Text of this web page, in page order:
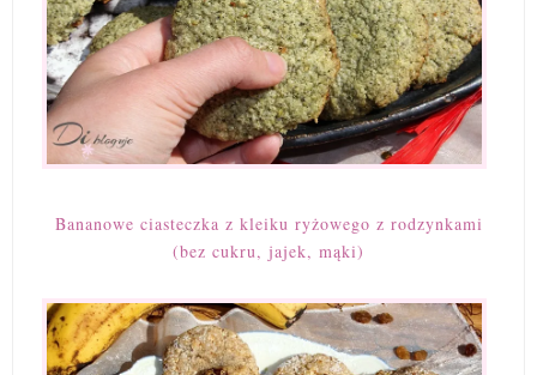
Bananowe ciasteczka z kleiku ryżowego z rodzynkami
(bez cukru, jajek, mąki)